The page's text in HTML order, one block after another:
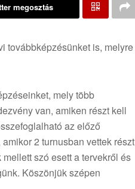
megosztás
továbbképzésünket is, melyre
mely több
van, amiken részt kell
az előző
2 turnusban vettek részt
szó esett a tervekről és
Köszönjük szépen